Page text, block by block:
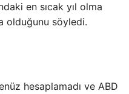
en sıcak yıl olma
olduğunu söyledi.
hesaplamadı ve ABD